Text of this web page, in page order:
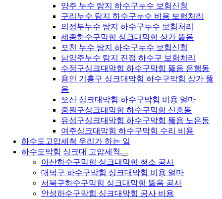
양주 누수 탐지 하수구누수 보험신청
구리누수 탐지 하수구누수 비용 보험처리
의정부누수 탐지 하수구누수 보험처리
세종하수구막힘 싱크대막힘 상가 뚫음
포천 누수 탐지 하수구누수 보험신청
남양주누수 탐지 진접 하수구 보험처리
수정구싱크대막힘 하수구막힘 뚫음 은행동
용인 기흥구 싱크대막힘 하수구막힘 상가 뚫
음
오산 싱크대막힘 하수구막힘 비용 얼마
중원구싱크대막힘 하수구막힘 신흥동
유성구싱크대막힘 하수구막힘 뚫음 노은동
여주싱크대막힘 하수구막힘 수리 비용
하수도고압세척 우리가 하는 일
하수도막힘 싱크대 고압세척
아산하수구막힘 싱크대막힘 청소 공사
대덕구 하수구막힘 싱크대막힘 비용 얼마
서북구하수구막힘 싱크대막힘 뚫음 공사
안성하수구막힘 싱크대막힘 공사 비용